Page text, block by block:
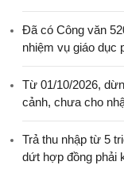
Đã có Công văn
nhiệm vụ giáo dục
Từ 01/10/2026,
cảnh, chưa cho
Trả thu nhập từ 5
dứt hợp đồng phải